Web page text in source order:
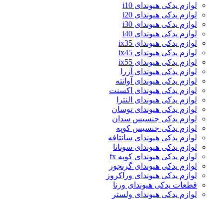
لوازم یدکی هیوندای i10
لوازم یدکی هیوندای i20
لوازم یدکی هیوندای i30
لوازم یدکی هیوندای i40
لوازم یدکی هیوندای ix35
لوازم یدکی هیوندای ix45
لوازم یدکی هیوندای ix55
لوازم یدکی هیوندای آزرا
لوازم یدکی هیوندای آوانته
لوازم یدکی هیوندای اکسنت
لوازم یدکی هیوندای النترا
لوازم یدکی هیوندای توسان
لوازم یدکی جنسیس سدان
لوازم یدکی جنسیس کوپه
لوازم یدکی هیوندای سانتافه
لوازم یدکی هیوندای سوناتا
لوازم یدکی هیوندای کوپه fx
لوازم یدکی هیوندای گرنجور
لوازم یدکی هیوندای وراکروز
قطعات یدکی هیوندای ورنا
لوازم یدکی هیوندای ولستر